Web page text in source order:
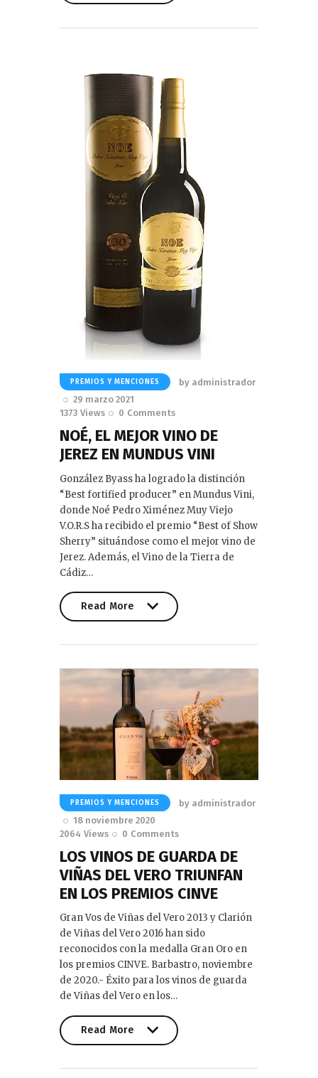
PREMIOS Y MENCIONES by administrador
29 marzo 2021
1373 Views 0 Comments
NOÉ, EL MEJOR VINO DE
JEREZ EN MUNDUS VINI
González Byass ha logrado la distinción
“Best fortified producer” en Mundus Vini,
donde Noé Pedro Ximénez Muy Viejo
V.O.R.S ha recibido el premio “Best of Show
Sherry” situándose como el mejor vino de
Jerez. Además, el Vino de la Tierra de
Cádiz…
Read More
PREMIOS Y MENCIONES by administrador
18 noviembre 2020
2064 Views 0 Comments
LOS VINOS DE GUARDA DE
VIÑAS DEL VERO TRIUNFAN
EN LOS PREMIOS CINVE
Gran Vos de Viñas del Vero 2013 y Clarión
de Viñas del Vero 2016 han sido
reconocidos con la medalla Gran Oro en
los premios CINVE. Barbastro, noviembre
de 2020.- Éxito para los vinos de guarda
de Viñas del Vero en los…
Read More